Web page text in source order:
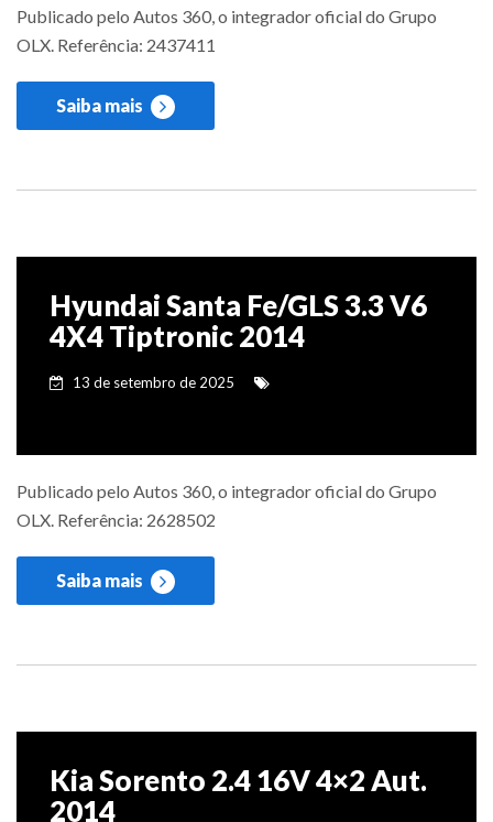
Publicado pelo Autos 360, o integrador oficial do Grupo
OLX. Referência: 2437411
Saiba mais
Hyundai Santa Fe/GLS 3.3 V6
4X4 Tiptronic 2014
13 de setembro de 2025
Publicado pelo Autos 360, o integrador oficial do Grupo
OLX. Referência: 2628502
Saiba mais
Kia Sorento 2.4 16V 4×2 Aut.
2014